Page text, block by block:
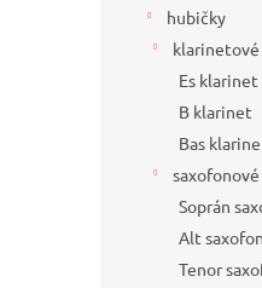
hubičky
klarinetové
Es klarinet
B klarinet
Bas
saxofonové
Soprán
Alt saxofon
Tenor